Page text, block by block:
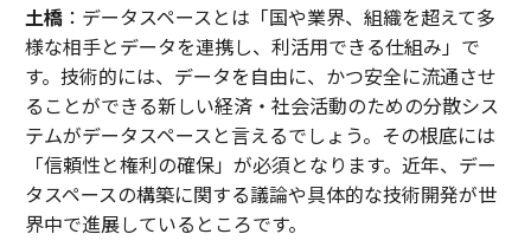
土橋：データスペースとは「国や業界、組織を超えて多
様な相手とデータを連携し、利活用できる仕組み」で
す。技術的には、データを自由に、かつ安全に流通させ
ることができる新しい経済・社会活動のための分散シス
テムがデータスペースと言えるでしょう。その根底には
「信頼性と権利の確保」が必須となります。近年、デー
タスペースの構築に関する議論や具体的な技術開発が世
界中で進展しているところです。